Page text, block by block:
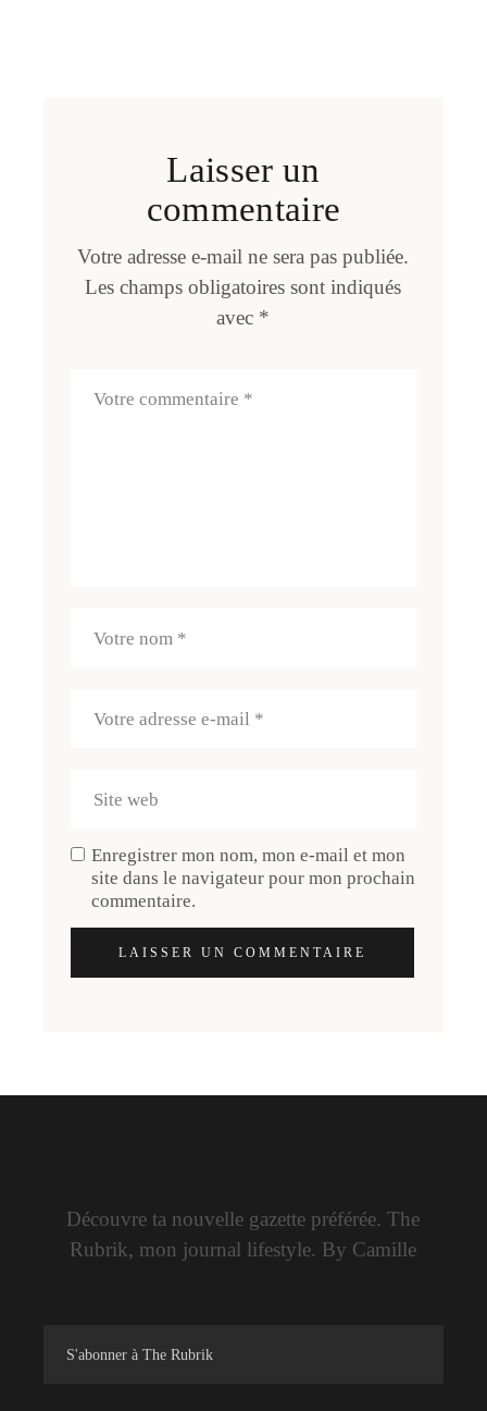
Laisser un
commentaire
Votre adresse e-mail ne sera pas publiée.
Les champs obligatoires sont indiqués
avec *
Enregistrer mon nom, mon e-mail et mon
site dans le navigateur pour mon prochain
commentaire.
LAISSER UN COMMENTAIRE
Découvre ta nouvelle gazette préférée. The
Rubrik, mon journal lifestyle. By Camille